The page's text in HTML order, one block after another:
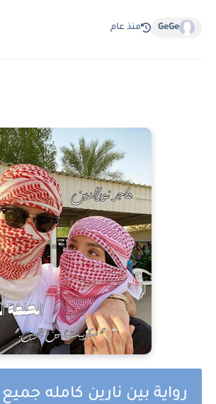
GeGe منذ عام
رواية بين نارين كامله